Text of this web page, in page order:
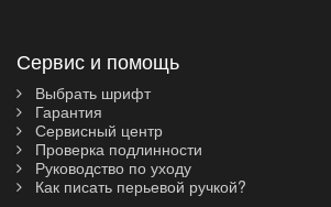
Сервис и помощь
Выбрать шрифт
Гарантия
Сервисный центр
Проверка подлинности
Руководство по уходу
Как писать перьевой ручкой?